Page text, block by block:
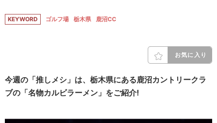
KEYWORD ゴルフ場 栃木県 鹿沼CC
お気に入り
今週の「推しメシ」は、栃木県にある鹿沼カントリークラ
ブの「名物カルビラーメン」をご紹介!